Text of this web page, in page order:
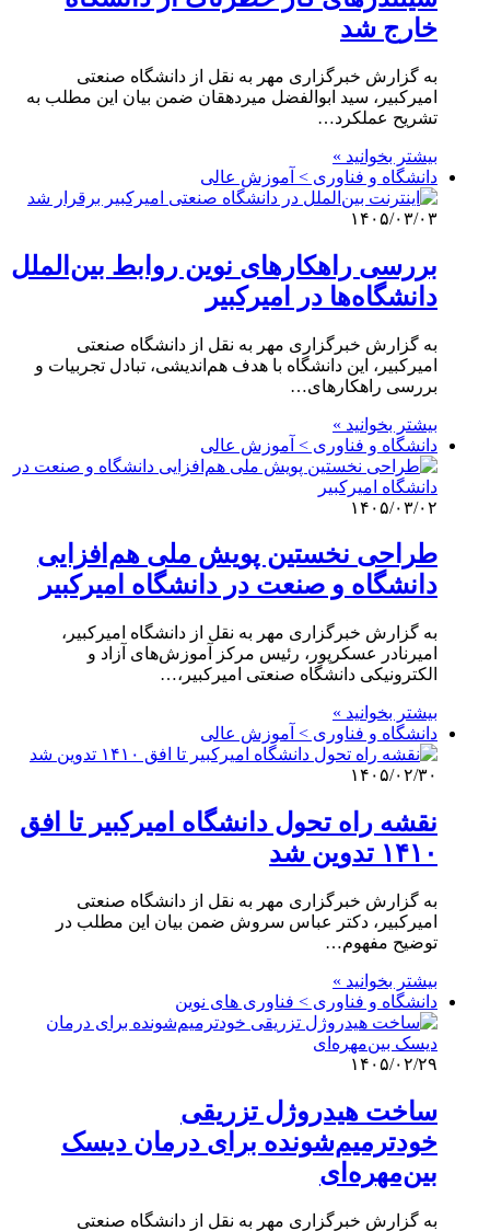
خارج شد
به گزارش خبرگزاری مهر به نقل از دانشگاه صنعتی
امیرکبیر، سید ابوالفضل میردهقان ضمن بیان این مطلب به
تشریح عملکرد…
بیشتر بخوانید »
دانشگاه و فناوری > آموزش عالی
۱۴۰۵/۰۳/۰۳
بررسی راهکارهای نوین روابط بین‌الملل
دانشگاه‌ها در امیرکبیر
به گزارش خبرگزاری مهر به نقل از دانشگاه صنعتی
امیرکبیر، این دانشگاه با هدف هم‌اندیشی، تبادل تجربیات و
بررسی راهکارهای…
بیشتر بخوانید »
دانشگاه و فناوری > آموزش عالی
۱۴۰۵/۰۳/۰۲
طراحی نخستین پویش ملی هم‌افزایی
دانشگاه و صنعت در دانشگاه امیرکبیر
به گزارش خبرگزاری مهر به نقل از دانشگاه امیرکبیر،
امیرنادر عسکرپور، رئیس مرکز آموزش‌های آزاد و
الکترونیکی دانشگاه صنعتی امیرکبیر،…
بیشتر بخوانید »
دانشگاه و فناوری > آموزش عالی
۱۴۰۵/۰۲/۳۰
نقشه راه تحول دانشگاه امیرکبیر تا افق
۱۴۱۰ تدوین شد
به گزارش خبرگزاری مهر به نقل از دانشگاه صنعتی
امیرکبیر، دکتر عباس سروش ضمن بیان این مطلب در
توضیح مفهوم…
بیشتر بخوانید »
دانشگاه و فناوری > فناوری های نوین
۱۴۰۵/۰۲/۲۹
ساخت هیدروژل تزریقی
خودترمیم‌شونده برای درمان دیسک
بین‌مهره‌ای
به گزارش خبرگزاری مهر به نقل از دانشگاه صنعتی